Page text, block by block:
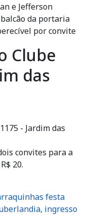
e Jefferson
da portaria
por convite
Clube
das
- Jardim das
convites para a
20.
festa
ingresso